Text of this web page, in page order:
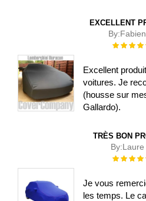
EXCELLENT
By:Fabien
Excellent
voitures. Je
(housse sur
Gallardo).
TRÈS BON
By:Laure
Je vous
les temps. Le